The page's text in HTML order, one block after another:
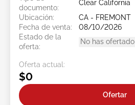
documento:
Clear California
Ubicación:
CA - FREMONT
Fecha de venta:
08/10/2026
Estado de la
oferta:
No has ofertado
Oferta actual:
$0
Ofertar